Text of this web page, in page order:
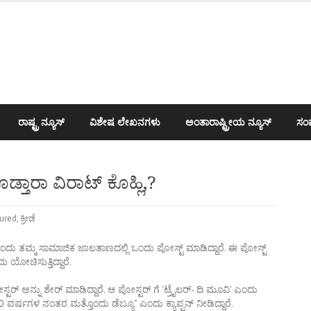
ರಾಷ್ಟ್ರ ನ್ಯೂಸ್ ವಿಶೇಷ ಲೇಖನಗಳು ಅಂತಾರಾಷ್ಟ್ರೀಯ ನ್ಯೂಸ್
ವಿರಾಟ್ ಕೊಹ್ಲಿ,?
,ಕ್ರೀಡೆ
ತಮ್ಮ ಸಾಮಾಜಿಕ ಜಾಲತಾಣದಲ್ಲಿ ಒಂದು ಪೋಸ್ಟ್ ಮಾಡಿದ್ದಾರೆ. ಈ ಪೋಸ್ಟ್
ಯೋಚಿಸುತ್ತಿದ್ದಾರೆ.
ಅನ್ನು ಶೇರ್ ಮಾಡಿದ್ದಾರೆ. ಆ ಪೋಸ್ಟರ್ ಗೆ ‘ಟ್ರೈಲರ್- ದಿ ಮೂವಿ’ ಎಂದು
ನಂತರ ಮತ್ತೊಂದು ಡೆಬ್ಯೂ” ಎಂದು ಕ್ಯಾಪ್ಷನ್ ನೀಡಿದ್ದಾರೆ.